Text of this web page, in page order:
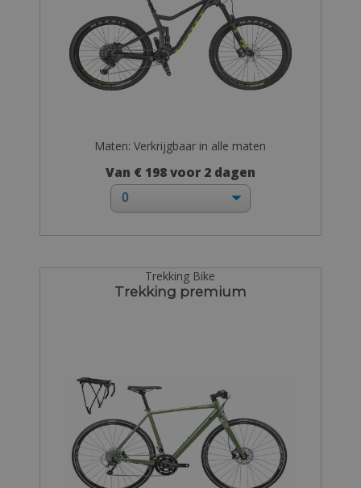
Maten: Verkrijgbaar in alle maten
Van € 198 voor 2 dagen
Trekking Bike
Trekking premium